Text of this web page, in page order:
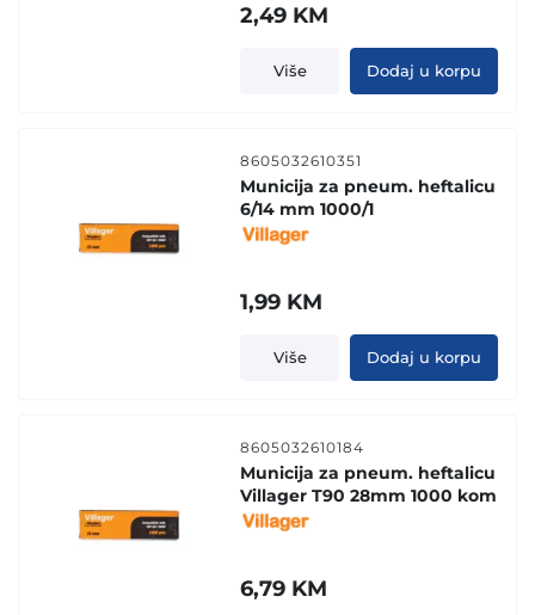
2,49 KM
Više Dodaj u korpu
8605032610351
Municija za pneum. heftalicu
6/14 mm 1000/1
1,99 KM
Više Dodaj u korpu
8605032610184
Municija za pneum. heftalicu
Villager T90 28mm 1000 kom
6,79 KM